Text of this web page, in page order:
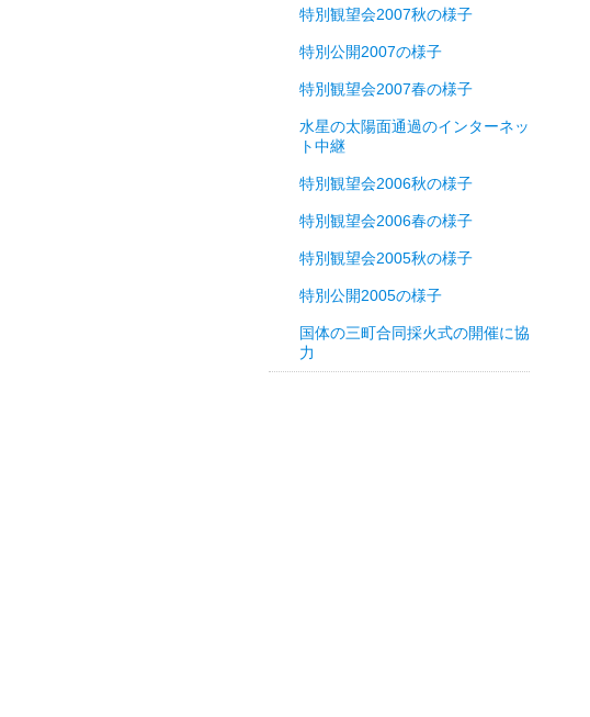
特別観望会2007秋の様子
特別公開2007の様子
特別観望会2007春の様子
水星の太陽面通過のインターネッ
ト中継
特別観望会2006秋の様子
特別観望会2006春の様子
特別観望会2005秋の様子
特別公開2005の様子
国体の三町合同採火式の開催に協
力